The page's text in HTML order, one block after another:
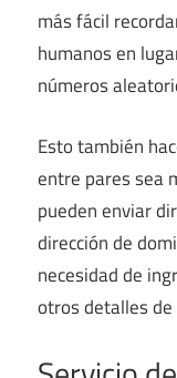
más fácil
humanos en
números
Esto también
entre pares sea
pueden enviar
dirección de
necesidad de
otros detalles